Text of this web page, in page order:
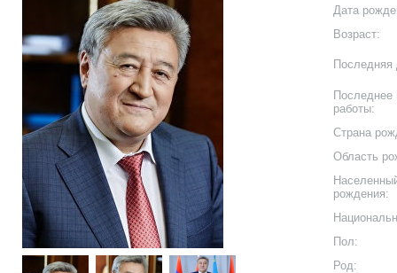
Дата
Возраст:
Последняя
Последнее
работы:
Страна
Область
рождения:
Пол:
Род: